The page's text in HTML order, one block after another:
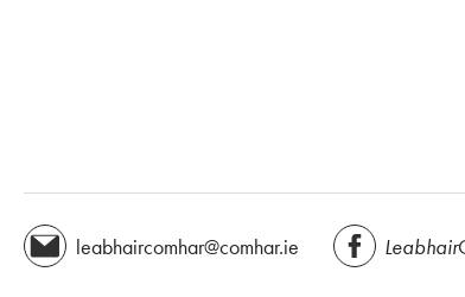
leabhaircomhar@comhar.ie Leabhair